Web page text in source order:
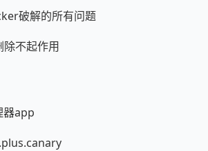
破解的所有问题
除不起作用
器app